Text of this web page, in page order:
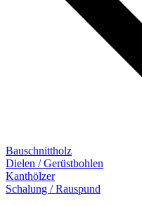
Bauschnittholz
Dielen / Gerüstbohlen
Kanthölzer
Schalung / Rauspund